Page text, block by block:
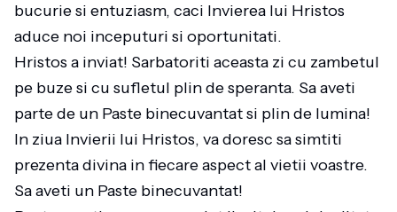
bucurie si entuziasm, caci Invierea lui Hristos
aduce noi inceputuri si oportunitati.
Hristos a inviat! Sarbatoriti aceasta zi cu zambetul
pe buze si cu sufletul plin de speranta. Sa aveti
parte de un Paste binecuvantat si plin de lumina!
In ziua Invierii lui Hristos, va doresc sa simtiti
prezenta divina in fiecare aspect al vietii voastre.
Sa aveti un Paste binecuvantat!